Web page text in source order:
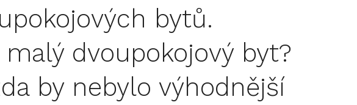
bytů.
dvoupokojový byt?
by nebylo výhodnější